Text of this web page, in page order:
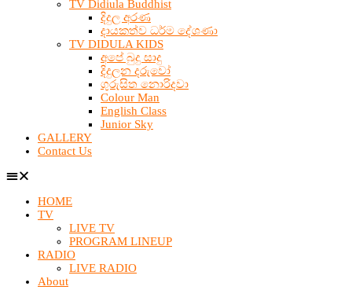
TV Didiula Buddhist
දිදුල අරණ
දායකත්ව ධර්ම දේශණා
TV DIDULA KIDS
අපේ බුදු සාදු
දිදුලන දරුවෝ
ගුරුසිත නොරිදවා
Colour Man
English Class
Junior Sky
GALLERY
Contact Us
HOME
TV
LIVE TV
PROGRAM LINEUP
RADIO
LIVE RADIO
About